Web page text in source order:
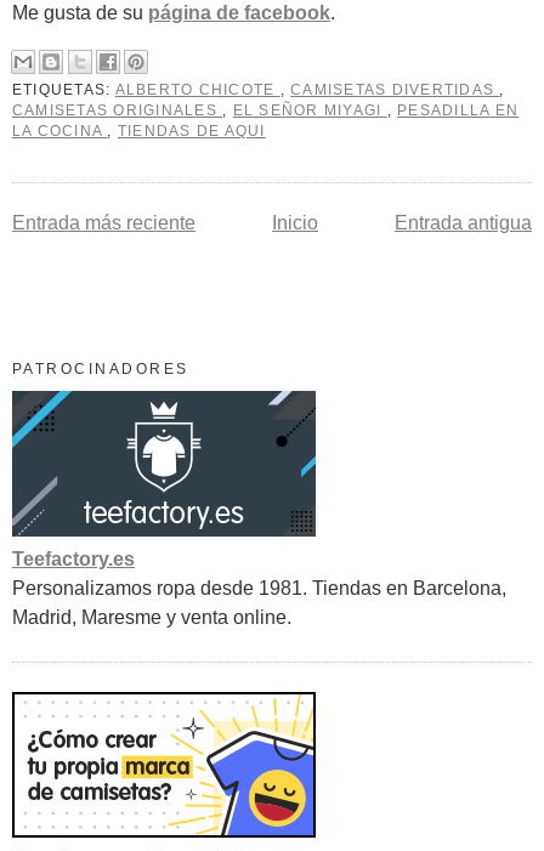
Me gusta de su página de facebook.
ETIQUETAS: ALBERTO CHICOTE ,CAMISETAS DIVERTIDAS ,
CAMISETAS ORIGINALES , EL SEÑOR MIYAGI , PESADILLA EN
LA COCINA , TIENDAS DE AQUI
Entrada más reciente Entrada antigua
Inicio
PATROCINADORES
Teefactory.es
Personalizamos ropa desde 1981. Tiendas en Barcelona,
Madrid, Maresme y venta online.